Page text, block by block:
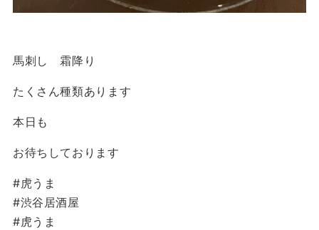
馬刺し 霜降り
たくさん種類あります
本日も
お待ちしております
#虎うま
#渋谷居酒屋
#虎うま